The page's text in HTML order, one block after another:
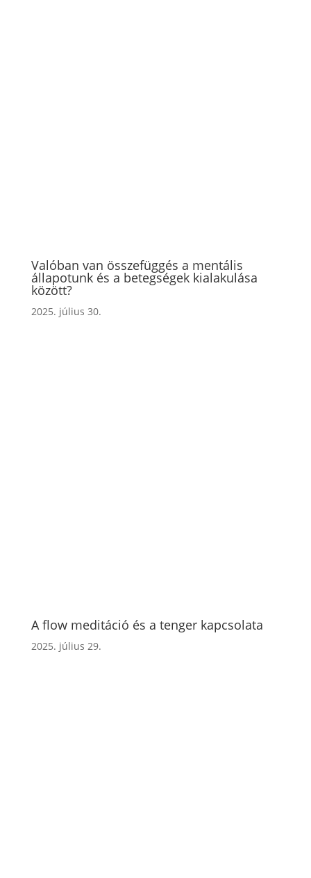
Valóban van összefüggés a mentális
állapotunk és a betegségek kialakulása
között?
2025. július 30.
A flow meditáció és a tenger kapcsolata
2025. július 29.